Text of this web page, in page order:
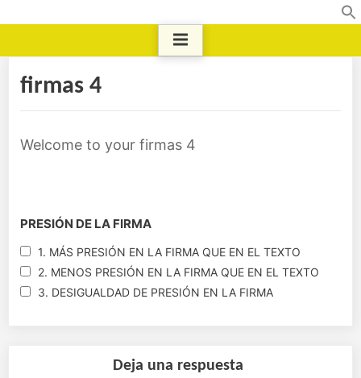
firmas 4
Welcome to your firmas 4
PRESIÓN DE LA FIRMA
1. MÁS PRESIÓN EN LA FIRMA QUE EN EL TEXTO
2. MENOS PRESIÓN EN LA FIRMA QUE EN EL TEXTO
3. DESIGUALDAD DE PRESIÓN EN LA FIRMA
Deja una respuesta